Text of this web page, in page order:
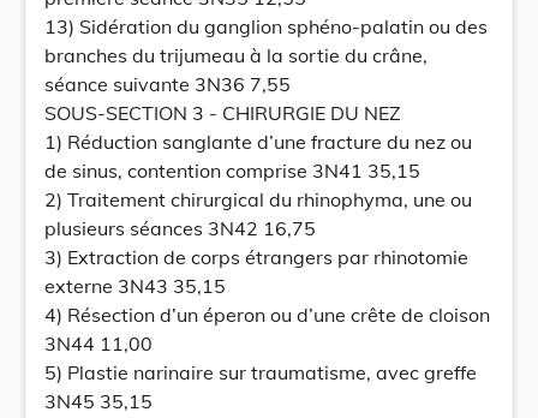
13) Sidération du ganglion sphéno-palatin ou des
branches du trijumeau à la sortie du crâne,
séance suivante 3N36 7,55
SOUS-SECTION 3 - CHIRURGIE DU NEZ
1) Réduction sanglante d’une fracture du nez ou
de sinus, contention comprise 3N41 35,15
2) Traitement chirurgical du rhinophyma, une ou
plusieurs séances 3N42 16,75
3) Extraction de corps étrangers par rhinotomie
externe 3N43 35,15
4) Résection d’un éperon ou d’une crête de cloison
3N44 11,00
5) Plastie narinaire sur traumatisme, avec greffe
3N45 35,15